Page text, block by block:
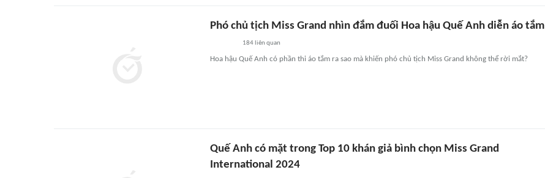
Phó chủ tịch Miss Grand nhìn đắm đuối Hoa hậu Quế Anh diễn áo tắm
184liên quan
Hoa hậu Quế Anh có phần thi áo tắm ra sao mà khiến phó chủ tịch Miss Grand không thể rời mắt?
Quế Anh có mặt trong Top 10 khán giả bình chọn Miss Grand
International 2024